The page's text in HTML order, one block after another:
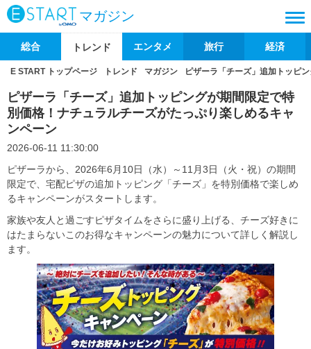
マガジン
総合 トレンド エンタメ 旅行 経済
E START トップページ トレンド マガジン ピザーラ「チーズ」追加トッピ
ピザーラ「チーズ」追加トッピングが期間限定で特
別価格！ナチュラルチーズがたっぷり楽しめるキャ
ンペーン
2026-06-11 11:30:00
ピザーラから、2026年6月10日（水）～11月3日（火・祝）の期間
限定で、宅配ピザの追加トッピング「チーズ」を特別価格で楽しめ
るキャンペーンがスタートします。
家族や友人と過ごすピザタイムをさらに盛り上げる、チーズ好きに
はたまらないこのお得なキャンペーンの魅力について詳しく解説し
ます。